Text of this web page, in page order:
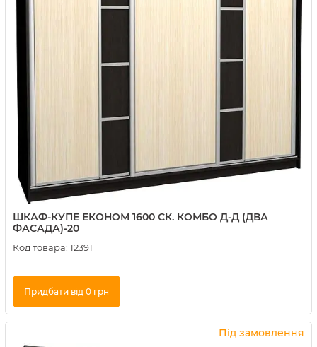
ШКАФ-КУПЕ ЕКОНОМ 1600 СК. КОМБО Д-Д (ДВА
ФАСАДА)-20
Код товара: 12391
Придбати від 0 грн
Купити в 1 клік
Під замовлення